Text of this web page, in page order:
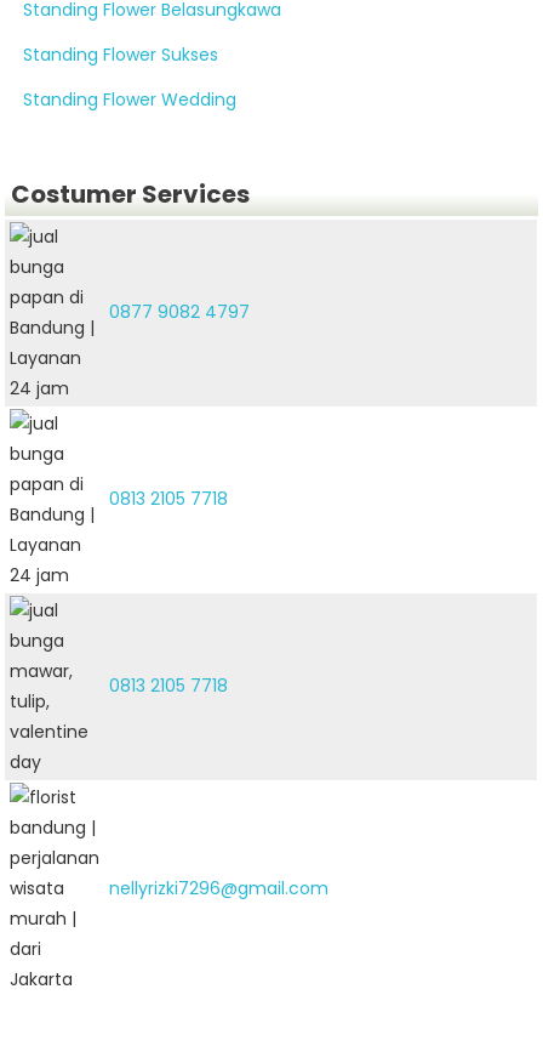
Standing Flower Belasungkawa
Standing Flower Sukses
Standing Flower Wedding
Costumer Services
0877 9082 4797
0813 2105 7718
0813 2105 7718
nellyrizki7296@gmail.com